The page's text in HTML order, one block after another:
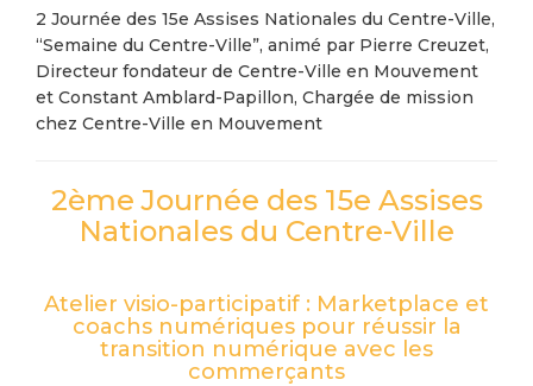
2 Journée des 15e Assises Nationales du Centre-Ville,
“Semaine du Centre-Ville”, animé par Pierre Creuzet,
Directeur fondateur de Centre-Ville en Mouvement
et Constant Amblard-Papillon, Chargée de mission
chez Centre-Ville en Mouvement
2ème Journée des 15e Assises
Nationales du Centre-Ville
Atelier visio-participatif : Marketplace et
coachs numériques pour réussir la
transition numérique avec les
commerçants